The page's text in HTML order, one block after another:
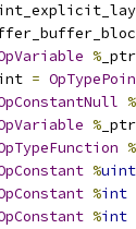
%
=
%
%
%
%uint
%int
%int